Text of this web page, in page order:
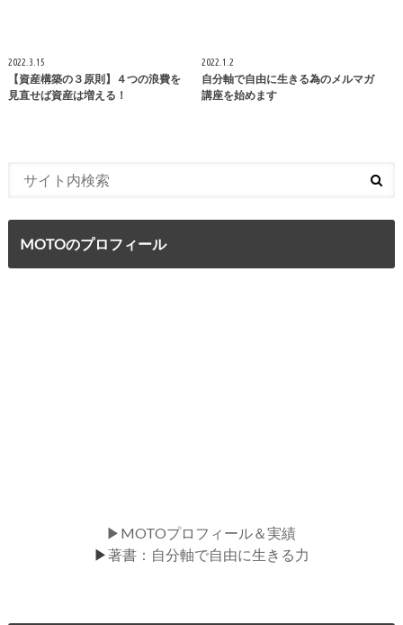
2022.3.15
【資産構築の３原則】４つの浪費を
見直せば資産は増える！
2022.1.2
自分軸で自由に生きる為のメルマガ
講座を始めます
MOTOのプロフィール
▶MOTOプロフィール＆実績
▶著書：自分軸で自由に生きる力